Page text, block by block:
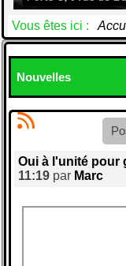
Vous êtes ici :
Nouvelles
Oui à l'unité pour
11:19par Marc